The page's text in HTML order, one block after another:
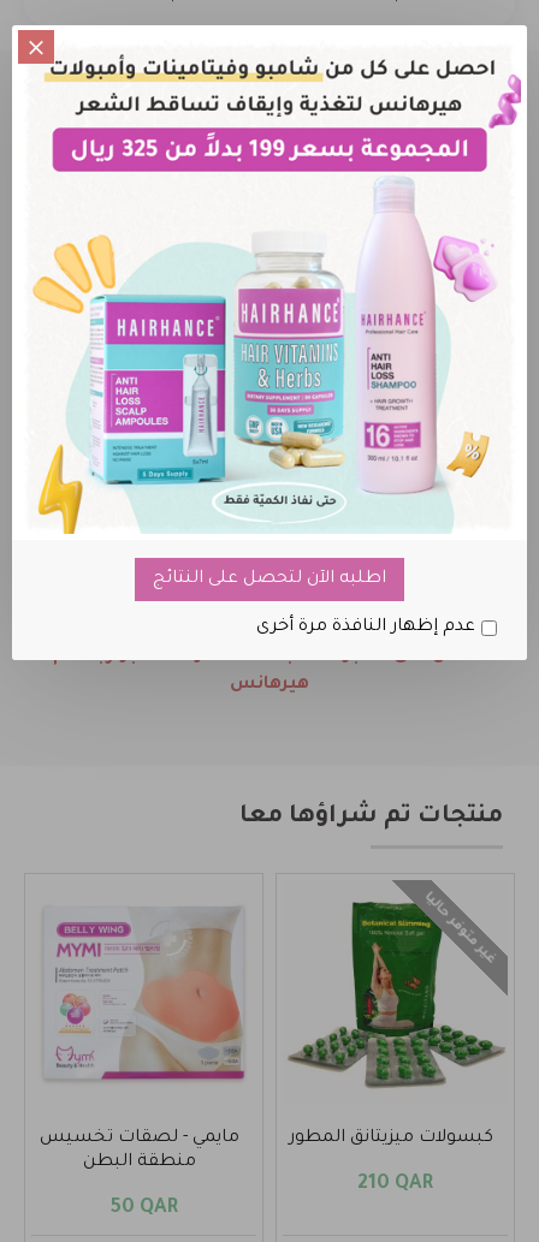
اطلبه الآن لتحصل على النتائج
عدم إظهار النافذة مرة أخرى
العروض والخصومات
احصل على الأمبولات مجاناّ عند شراء شامبو وبلسم
هيرهانس
منتجات تم شراؤها معا
حبوب الصبار الأصلية
260 QAR
كبسولات قشور البرتقال
للتنحيف
310 QAR